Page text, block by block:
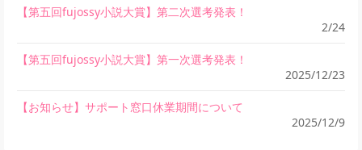
【第五回fujossy小説大賞】第二次選考発表！
2/24
【第五回fujossy小説大賞】第一次選考発表！
2025/12/23
【お知らせ】サポート窓口休業期間について
2025/12/9